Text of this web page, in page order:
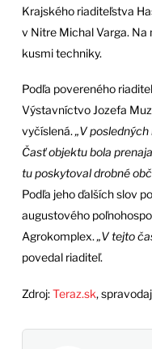
Krajského riaditeľstva
v Nitre Michal Varga. Na
kusmi techniky.
Podľa povereného
Výstavníctvo Jozefa
vyčíslená.„V
Časť objektu bola
tu poskytoval drobné
Podľa jeho ďalších slov
augustového
Agrokomplex.„V tejto
povedal riaditeľ.
Zdroj:Teraz.sk,